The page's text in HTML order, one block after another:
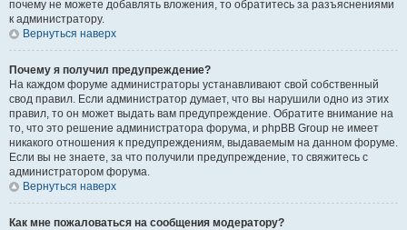
почему не можете добавлять вложения, то обратитесь за разъяснениями
к администратору.
Вернуться наверх
Почему я получил предупреждение?
На каждом форуме администраторы устанавливают свой собственный
свод правил. Если администратор думает, что вы нарушили одно из этих
правил, то он может выдать вам предупреждение. Обратите внимание на
то, что это решение администратора форума, и phpBB Group не имеет
никакого отношения к предупреждениям, выдаваемым на данном форуме.
Если вы не знаете, за что получили предупреждение, то свяжитесь с
администратором форума.
Вернуться наверх
Как мне пожаловаться на сообщения модератору?